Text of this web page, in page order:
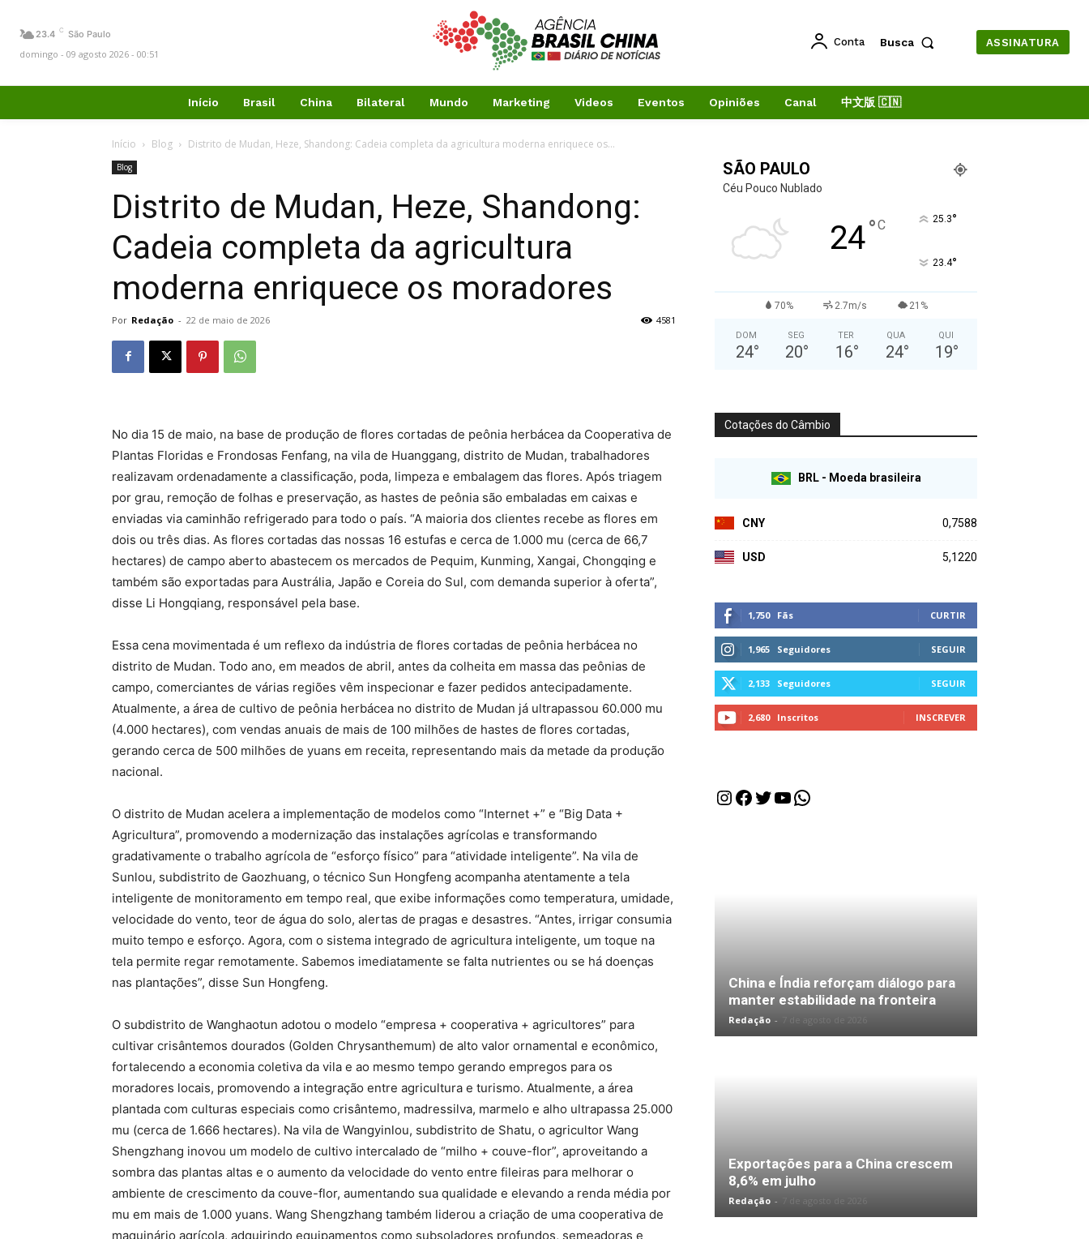
23.4 C São Paulo
domingo - 09 agosto 2026 - 00:51
Conta Busca ASSINATURA
Início Brasil China Bilateral Mundo Marketing Videos Eventos Opiniões Canal 中文版 🇨🇳
Início Blog Distrito de Mudan, Heze, Shandong: Cadeia completa da agricultura moderna enriquece os...
Blog
Distrito de Mudan, Heze, Shandong:
Cadeia completa da agricultura
moderna enriquece os moradores
Por Redação - 22 de maio de 2026 4581
No dia 15 de maio, na base de produção de flores cortadas de peônia herbácea da Cooperativa de
Plantas Floridas e Frondosas Fenfang, na vila de Huanggang, distrito de Mudan, trabalhadores
realizavam ordenadamente a classificação, poda, limpeza e embalagem das flores. Após triagem
por grau, remoção de folhas e preservação, as hastes de peônia são embaladas em caixas e
enviadas via caminhão refrigerado para todo o país. “A maioria dos clientes recebe as flores em
dois ou três dias. As flores cortadas das nossas 16 estufas e cerca de 1.000 mu (cerca de 66,7
hectares) de campo aberto abastecem os mercados de Pequim, Kunming, Xangai, Chongqing e
também são exportadas para Austrália, Japão e Coreia do Sul, com demanda superior à oferta”,
disse Li Hongqiang, responsável pela base.
Essa cena movimentada é um reflexo da indústria de flores cortadas de peônia herbácea no
distrito de Mudan. Todo ano, em meados de abril, antes da colheita em massa das peônias de
campo, comerciantes de várias regiões vêm inspecionar e fazer pedidos antecipadamente.
Atualmente, a área de cultivo de peônia herbácea no distrito de Mudan já ultrapassou 60.000 mu
(4.000 hectares), com vendas anuais de mais de 100 milhões de hastes de flores cortadas,
gerando cerca de 500 milhões de yuans em receita, representando mais da metade da produção
nacional.
O distrito de Mudan acelera a implementação de modelos como “Internet +” e “Big Data +
Agricultura”, promovendo a modernização das instalações agrícolas e transformando
gradativamente o trabalho agrícola de “esforço físico” para “atividade inteligente”. Na vila de
Sunlou, subdistrito de Gaozhuang, o técnico Sun Hongfeng acompanha atentamente a tela
inteligente de monitoramento em tempo real, que exibe informações como temperatura, umidade,
velocidade do vento, teor de água do solo, alertas de pragas e desastres. “Antes, irrigar consumia
muito tempo e esforço. Agora, com o sistema integrado de agricultura inteligente, um toque na
tela permite regar remotamente. Sabemos imediatamente se falta nutrientes ou se há doenças
nas plantações”, disse Sun Hongfeng.
O subdistrito de Wanghaotun adotou o modelo “empresa + cooperativa + agricultores” para
cultivar crisântemos dourados (Golden Chrysanthemum) de alto valor ornamental e econômico,
fortalecendo a economia coletiva da vila e ao mesmo tempo gerando empregos para os
moradores locais, promovendo a integração entre agricultura e turismo. Atualmente, a área
plantada com culturas especiais como crisântemo, madressilva, marmelo e alho ultrapassa 25.000
mu (cerca de 1.666 hectares). Na vila de Wangyinlou, subdistrito de Shatu, o agricultor Wang
Shengzhang inovou um modelo de cultivo intercalado de “milho + couve-flor”, aproveitando a
sombra das plantas altas e o aumento da velocidade do vento entre fileiras para melhorar o
ambiente de crescimento da couve-flor, aumentando sua qualidade e elevando a renda média por
mu em mais de 1.000 yuans. Wang Shengzhang também liderou a criação de uma cooperativa de
maquinário agrícola, adquirindo equipamentos como subsoladores profundos, semeadoras e
SÃO PAULO
Céu Pouco Nublado
24°C 25.3°
23.4°
70% 2.7m/s 21%
DOM
24°
SEG
20°
TER
16°
QUA
24°
QUI
19°
Cotações do Câmbio
BRL - Moeda brasileira
CNY 0,7588
USD 5,1220
1,750 Fãs CURTIR
1,965 Seguidores SEGUIR
2,133 Seguidores SEGUIR
2,680 Inscritos INSCREVER
Instagram
Facebook
Twitter
Youtube
WhatsApp
China e Índia reforçam diálogo para
manter estabilidade na fronteira
Redação -
Exportações para a China crescem
8,6% em julho
Redação -